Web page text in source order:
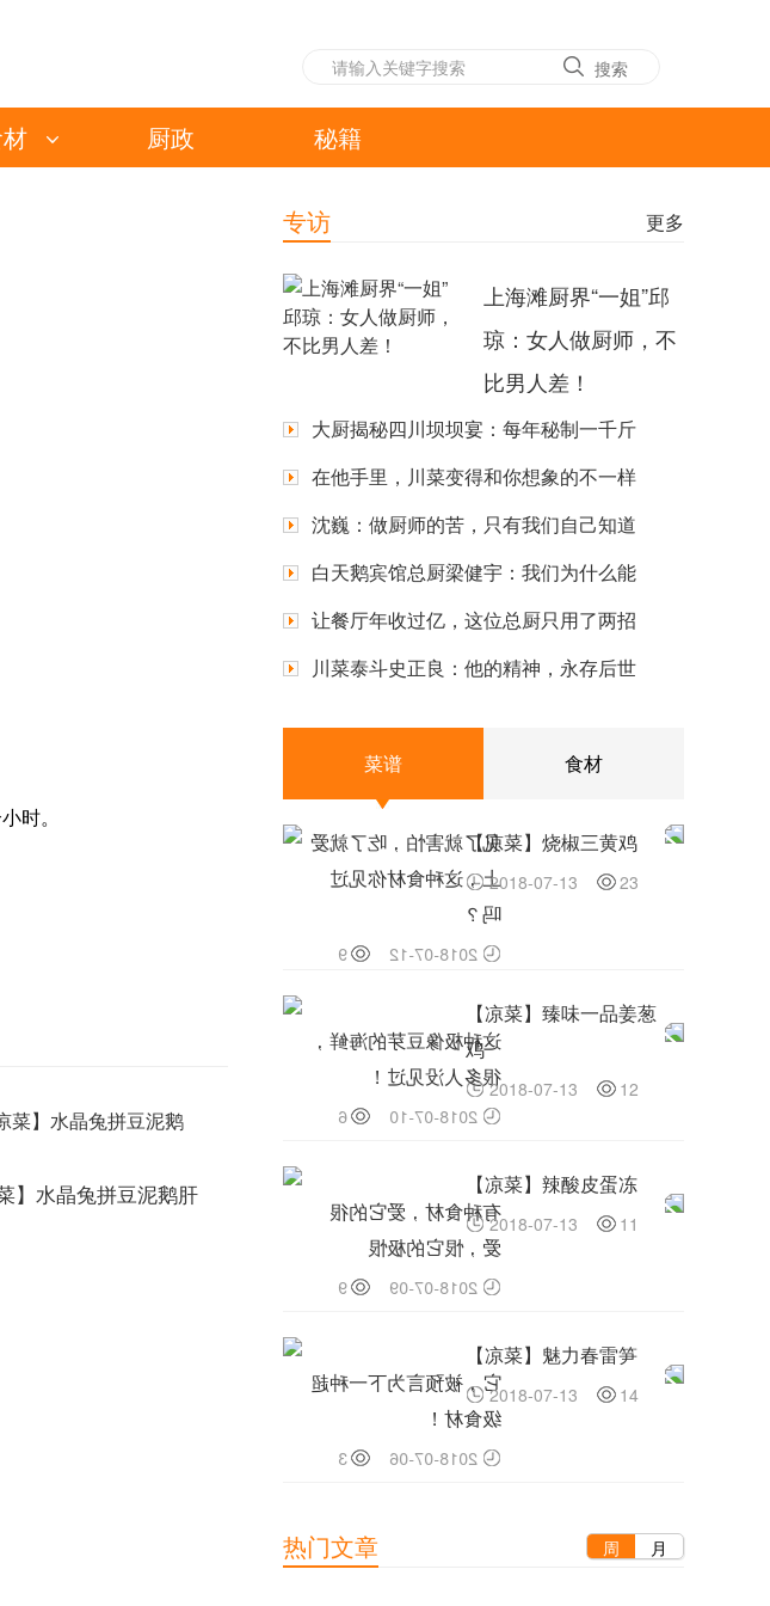
搜索
厨政 秘籍
时。
】水晶兔拼豆泥鹅肝
更多
专访
上海滩厨界“一姐”邱
琼：女人做厨师，不
比男人差！
大厨揭秘四川坝坝宴：每年秘制一千斤
在他手里，川菜变得和你想象的不一样
沈巍：做厨师的苦，只有我们自己知道
白天鹅宾馆总厨梁健宇：我们为什么能
让餐厅年收过亿，这位总厨只用了两招
川菜泰斗史正良：他的精神，永存后世
菜谱 食材
【凉菜】烧椒三黄鸡
2018-07-13 23
【凉菜】臻味一品姜葱
鸡
2018-07-13 12
【凉菜】辣酸皮蛋冻
2018-07-13 11
【凉菜】魅力春雷笋
2018-07-13 14
12
见了就害怕，吃了就爱
上，这种食材你见过
吗？
2018-07-12
9
这种极像豆芽的海鲜，
很多人没见过！
2018-07-10
6
有种食材，爱它的很
爱，恨它的极恨
2018-07-09
9
它，被预言为下一种超
级食材！
2018-07-06
3
什么是好黄油，你真的
热门文章 周 月